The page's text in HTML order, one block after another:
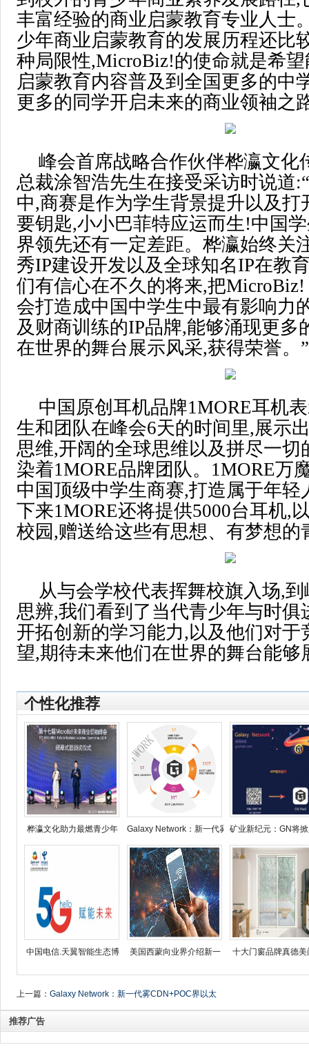
丰富经验的商业启蒙教育专业人士
少年商业启蒙教育的发展历程还比
种局限性,MicroBiz!的使命就是希
启蒙教育内容普及到全国更多的中
更多的同学开启未来的商业领袖之
峰会首席战略合作伙伴桦瀛文化
总裁涂智浩先生在接受采访时说道
中,商赛是作为学生背景提升以及打
要钥匙,小小巴菲特应运而生!中国
界领先还有一定差距。桦瀛始终关
秀IP建设开发以及全球知名IP在教
们有信心在不久的将来,把
会打造成中国中学生中最有影响力
及财商训练的IP品牌,能够涌现更多
在世界的舞台展示风采,获得荣誉。”
中国原创耳机品牌1MORE耳机
生和团队在峰会6天的时间里,展示
思维,开阔的全球思维以及拼尽一切
染着1MORE品牌团队。1MORE万
中国顶级中学生商赛,打造属于年轻
下来1MORE还将提供5000台耳机,
校园,赠送给这些有思想、有梦想的
从与会学校代表挥舞校旗入场,
思辨,我们看到了当代青少年与时俱
开拓创新的学习能力,以及他们对于
望,期待未来他们在世界的舞台能够
个性化推荐
桦瀛文化助力最燃青少年 Galaxy Network：新一代雾CD矿业新纪元：GN将
中国电信.天翼智能生态博 美国西蒙向业界介绍新一 十大门窗品牌真德美
上一篇： Galaxy Network：新一代雾CDN+POC界以太
坊
推荐广告